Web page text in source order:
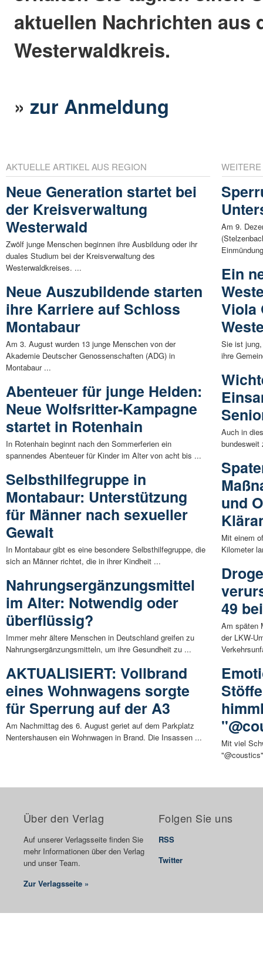
aktuellen Nachrichten aus
Westerwaldkreis.
»zur Anmeldung
AKTUELLE ARTIKEL AUS REGION
Neue Generation startet bei
der Kreisverwaltung
Westerwald
Zwölf junge Menschen beginnen ihre Ausbildung oder ihr
duales Studium bei der Kreisverwaltung des
Westerwaldkreises. ...
Neue Auszubildende starten
ihre Karriere auf Schloss
Montabaur
Am 3. August wurden 13 junge Menschen von der
Akademie Deutscher Genossenschaften (ADG) in
Montabaur ...
Abenteuer für junge Helden:
Neue Wolfsritter-Kampagne
startet in Rotenhain
In Rotenhain beginnt nach den Sommerferien ein
spannendes Abenteuer für Kinder im Alter von acht bis ...
Selbsthilfegruppe in
Montabaur: Unterstützung
für Männer nach sexueller
Gewalt
In Montabaur gibt es eine besondere Selbsthilfegruppe, die
sich an Männer richtet, die in ihrer Kindheit ...
Nahrungsergänzungsmittel
im Alter: Notwendig oder
überflüssig?
Immer mehr ältere Menschen in Deutschland greifen zu
Nahrungsergänzungsmitteln, um ihre Gesundheit zu ...
AKTUALISIERT: Vollbrand
eines Wohnwagens sorgte
für Sperrung auf der A3
Am Nachmittag des 6. August geriet auf dem Parkplatz
Nentershausen ein Wohnwagen in Brand. Die Insassen ...
Am 9.
Ein
Viola
Sie ist
ihre
Auch in
und
Mit einem
Kilometer
49
Am späten
der LKW-
Mit viel
Über den Verlag
Auf unserer Verlagsseite finden Sie
mehr Informationen über den Verlag
und unser Team.
Zur Verlagsseite »
Folgen Sie uns
RSS
Twitter